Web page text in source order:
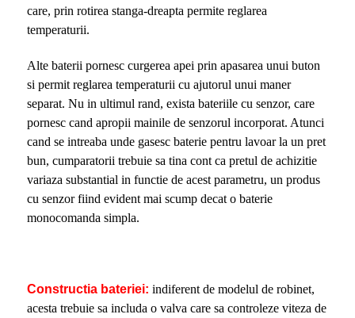
care, prin rotirea stanga-dreapta permite reglarea
temperaturii.
Alte baterii pornesc curgerea apei prin apasarea unui buton
si permit reglarea temperaturii cu ajutorul unui maner
separat. Nu in ultimul rand, exista bateriile cu senzor, care
pornesc cand apropii mainile de senzorul incorporat. Atunci
cand se intreaba unde gasesc baterie pentru lavoar la un pret
bun, cumparatorii trebuie sa tina cont ca pretul de achizitie
variaza substantial in functie de acest parametru, un produs
cu senzor fiind evident mai scump decat o baterie
monocomanda simpla.
Constructia bateriei: indiferent de modelul de robinet,
acesta trebuie sa includa o valva care sa controleze viteza de